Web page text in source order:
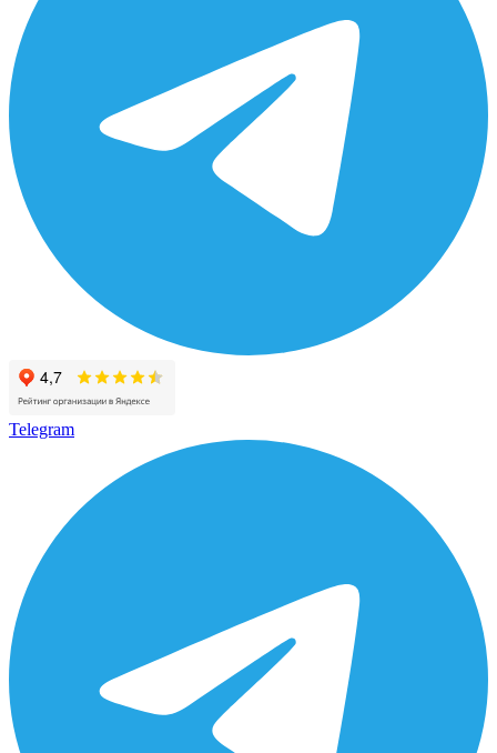
Telegram